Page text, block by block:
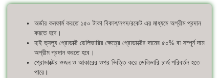
অর্ডার কনফার্ম করতে ১৫০ টাকা বিকাশ/নগদ/রকেট এর মাধ্যমে অগ্রীম প্রদান
করতে হবে।
হাই ভ্যল্যু প্রোডাক্ট ডেলিভারির ক্ষেত্রে প্রোডাক্টের দামের ৫০% বা সম্পূর্ন দাম
অগ্রীম প্রদান করতে হবে।
প্রোডাক্টের ওজন ও আকারের ওপর ভিত্তি করে ডেলিভারি চার্জ পরিবর্তন হতে
পারে।